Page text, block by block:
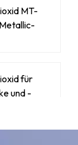
MT-
für
und -